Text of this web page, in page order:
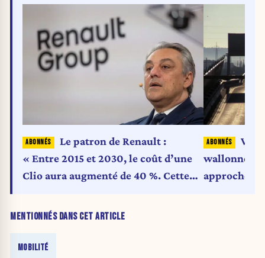
MENTIONNÉS DANS CET ARTICLE
MOBILITÉ
Le patron de Renault :
« Entre 2015 et 2030, le coût d’une
Clio aura augmenté de 40 %. Cette
attribuable à la réglementation »
wallonne :
approche